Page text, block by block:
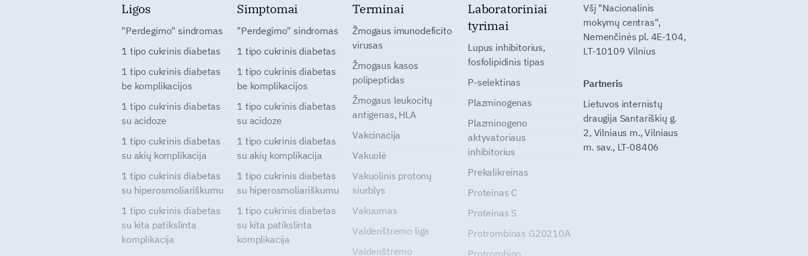
Ligos
"Perdegimo" sindromas
1 tipo cukrinis diabetas
1 tipo cukrinis diabetas
be komplikacijos
1 tipo cukrinis diabetas
su acidoze
1 tipo cukrinis diabetas
su akių komplikacija
1 tipo cukrinis diabetas
su hiperosmoliariškumu
1 tipo cukrinis diabetas
su kita patikslinta
komplikacija
Simptomai
"Perdegimo" sindromas
1 tipo cukrinis diabetas
1 tipo cukrinis diabetas
be komplikacijos
1 tipo cukrinis diabetas
su acidoze
1 tipo cukrinis diabetas
su akių komplikacija
1 tipo cukrinis diabetas
su hiperosmoliariškumu
1 tipo cukrinis diabetas
su kita patikslinta
komplikacija
Terminai
Žmogaus imunodeficito
virusas
Žmogaus kasos
polipeptidas
Žmogaus leukocitų
antigenas, HLA
Vakcinacija
Vakuolė
Vakuolinis protonų
siurblys
Vakuumas
Valdenštremo liga
Valdenštremo
Laboratoriniai
tyrimai
Lupus inhibitorius,
fosfolipidinis tipas
P-selektinas
Plazminogenas
Plazminogeno
aktyvatoriaus
inhibitorius
Prekalikreinas
Proteinas C
Proteinas S
Protrombinas G20210A
Protrombino
Všį "Nacionalinis
mokymų centras",
Nemenčinės pl. 4E-104,
LT-10109 Vilnius
Partneris
Lietuvos internistų
draugija Santariškių g.
2, Vilniaus m., Vilniaus
m. sav., LT-08406